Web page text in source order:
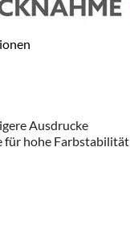
Ausdrucke
für hohe Farbstabilität